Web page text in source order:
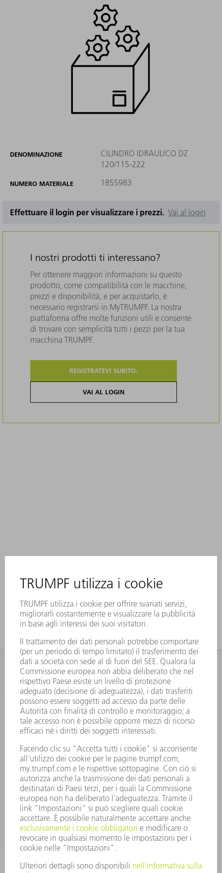
DENOMINAZIONE
CILINDRO IDRAULICO DZ
120/115-222
NUMERO MATERIALE 1855983
Effettuare il login per visualizzare i prezzi. Vai al login
I nostri prodotti ti interessano?
Per ottenere maggiori informazioni su questo
prodotto, come compatibilità con le macchine,
prezzi e disponibilità, e per acquistarlo, è
necessario registrarsi in MyTRUMPF. La nostra
piattaforma offre molte funzioni utili e consente
di trovare con semplicità tutti i pezzi per la tua
macchina TRUMPF.
REGISTRATEVI SUBITO.
VAI AL LOGIN
INFORMAZIONE
Domande frequenti
Condizioni generali di contratto
CONTATTO
RICAMBI TRUMPF ITALIA
lunedì a venerdì: 08:30 – 18:00
ricambi@trumpf.com
CONTATTO
UTENSILI TRUMPF ITALIA
+39 02 48489482
lunedì a venerdì: 08:00 – 18:00
utensili@trumpf.com